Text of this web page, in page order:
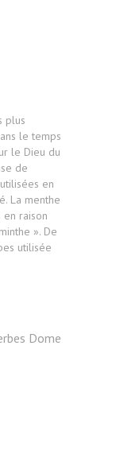
plus
le temps
le Dieu du
de
en
La menthe
raison
». De
utilisée
Dome